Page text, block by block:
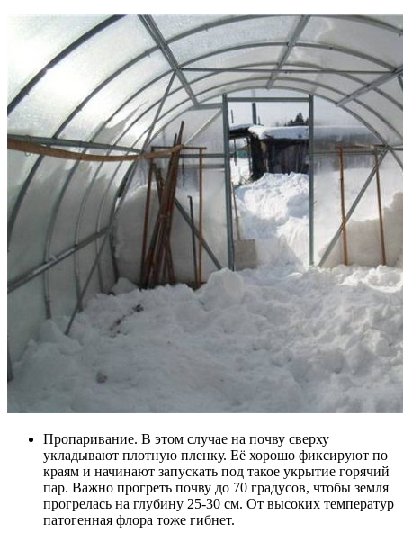
Пропаривание. В этом случае на почву сверху
укладывают плотную пленку. Её хорошо фиксируют по
краям и начинают запускать под такое укрытие горячий
пар. Важно прогреть почву до 70 градусов, чтобы земля
прогрелась на глубину 25-30 см. От высоких температур
патогенная флора тоже гибнет.